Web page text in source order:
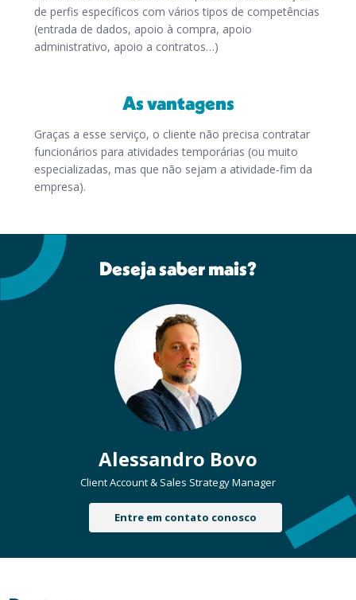
de perfis específicos com vários tipos de competências
(entrada de dados, apoio à compra, apoio
administrativo, apoio a contratos…)
As vantagens
Graças a esse serviço, o cliente não precisa contratar
funcionários para atividades temporárias (ou muito
especializadas, mas que não sejam a atividade-fim da
empresa).
Deseja saber mais?
Alessandro Bovo
Client Account & Sales Strategy Manager
Entre em contato conosco